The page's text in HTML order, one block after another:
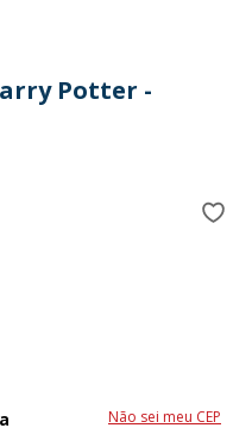
Potter -
Não sei meu CEP